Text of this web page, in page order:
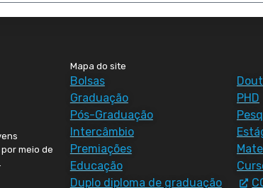
meio de
Mapa do site
Bolsas
Graduação
Pós-Graduação
Intercâmbio
Premiações
Educação
Duplo diploma de graduação
PHD